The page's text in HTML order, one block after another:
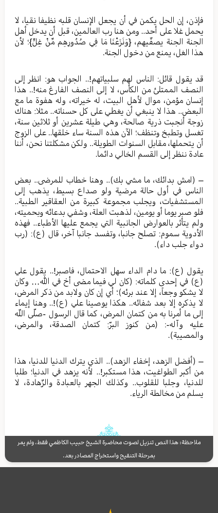
فإذن، إن الحل يكمن في أن يجعل الإنسان قلبه نظيفا نقيا، لا
يحمل غلا على أحد.. ومن هنا رب العالمين، قبل أن يدخل أهل
الجنة الجنة يصفّيهم، {وَنَزَعْنَا مَا فِي صُدُورِهِم مِّنْ غِلٍّ}؛ لأن
هذا الغل، يمنع من دخول الجنة.
قد يقول قائل: الناس لهم سلبياتهم!.. الجواب هو: انظر إلى
النصف الممتلئ من الكأس، لا إلى النصف الفارغ منه!.. هذا
إنسان مؤمن، موال لأهل البيت، له خيراته، وله هفوة ما مع
البعض.. هذا لا ينبغي أن يغطي على كل حسناته.. مثلا: هناك
زوجة أنجبت ذرية صالحة، وهي طيلة عشرين أو ثلاثين سنة،
تغسل وتطبخ وتنظف؛ الآن هذه السنة ساء خلقها.. على الزوج
أن يتحملها، مقابل السنوات الطويلة.. ولكن مشكلتنا نحن، أننا
عادة ننظر إلى القسم الخالي دائما.
– (امش بدائك، ما مشي بك).. وهنا خطاب للمرضى.. بعض
الناس في أول حالة مرضية ولو صداع بسيط، يذهب إلى
المستشفيات، ويجلب مجموعة كبيرة من العقاقير الطبية..
فلو صبر يوما أو يومين، لذهبت العلة، وشفي بدعائه وبحميته،
ولم يتأثر بالعوارض الجانبية التي يجمع عليها الأطباء.. فهذه
الأدوية سموم: تصلح جانبا، وتفسد جانبا آخر، قال (ع): (رب
دواء جلب داء).
يقول (ع): ما دام الداء سهل الاحتمال، فاصبر!.. يقول علي
(ع) في إحدى كلماته: (كان لي فيما مضى أخ في الله… وكان
لا يشكو وجعاً، إلا عند برئه)؛ أي إن كان ولابد من ذكر المرض،
لا يذكره إلا بعد شفائه.. هكذا يوصينا علي (ع)!.. وهنا إيماء
إلى ما أمرنا به من كتمان المرض، كما قال الرسول -صلّى اللّه
عليه وآله-: (من كنوز البرّ: كتمان الصدقة، والمرض،
والمصيبة).
– (أفضل الزهد، إخفاء الزهد).. الذي يترك الدنيا للدنيا، هذا
من أكبر الطواغيت، هذا مستكبر!.. لأنه يزهد في الدنيا؛ طلبا
للدنيا، وجلبا للقلوب.. وكذلك الجهر بالعبادة والزّهادة، لا
يسلم من مخالطة الرياء.
ملاحظة: هذا النص تنزيل لصوت محاضرة الشيخ حبيب الكاظمي فقط، ولم يمر
بمرحلة التنقيح واستخراج المصادر بعد.